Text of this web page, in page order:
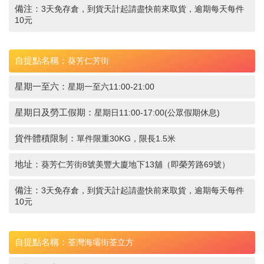
備注： 3天免存倉，到貨天計起請盡快前來取貨，逾期每天每件
10元
自提點名稱： 葵芳仁芳街
星期一至六： 星期一至六11:00-21:00
星期日及勞工假期： 星期日11:00-17:00(公眾假期休息)
貨件體積限制： 單件限重30KG，限長1.5米
地址： 葵芳仁芳街8號美豐大廈地下13舖（即榮芳路69號）
備注： 3天免存倉，到貨天計起請盡快前來取貨，逾期每天每件
10元
自提點名稱： 荃灣海壩街荃立方